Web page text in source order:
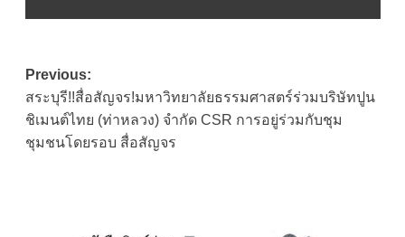
Post
navigation
Previous:
สระบุรี!!สื่อสัญจร!มหาวิทยาลัยธรรมศาสตร์ร่วมบริษัทปูน
ชิเมนต์ไทย (ท่าหลวง) จำกัด CSR การอยู่ร่วมกับชุม
ชุมชนโดยรอบ สื่อสัญจร